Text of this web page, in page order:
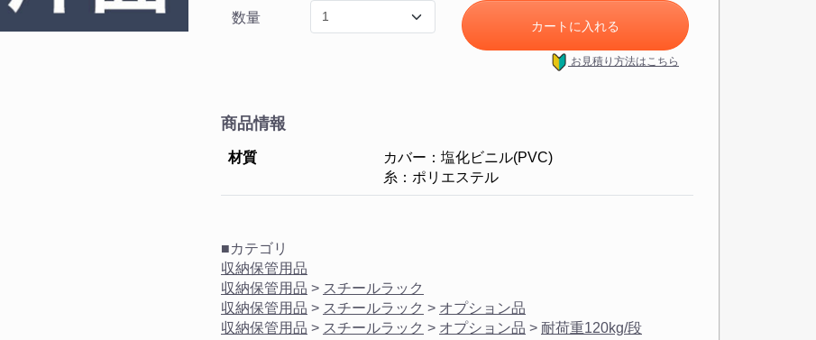
数量
カートに入れる
お見積り方法はこちら
商品情報
材質
カバー：塩化ビニル(PVC)
糸：ポリエステル
■カテゴリ
収納保管用品
収納保管用品 > スチールラック
収納保管用品 > スチールラック > オプション品
収納保管用品 > スチールラック > オプション品 > 耐荷重120kg/段